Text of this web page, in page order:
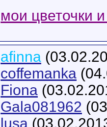
мои цветочки
afinna
coffemanka
Fiona
Gala081962
lusa